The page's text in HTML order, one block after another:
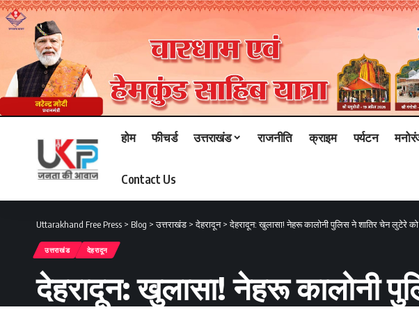
होम फीचर्ड उत्तराखंड राजनीति क्राइम पर्यटन
Contact Us
Uttarakhand Free Press > Blog >उत्तराखंड >देहरादून>देहरादून: खुलासा! नेहरू कालोनी पुलिस ने शातिर चेन लुटेरे
उत्तराखंड देहरादून
देहरादून: खुलासा! नेहरू कालोनी